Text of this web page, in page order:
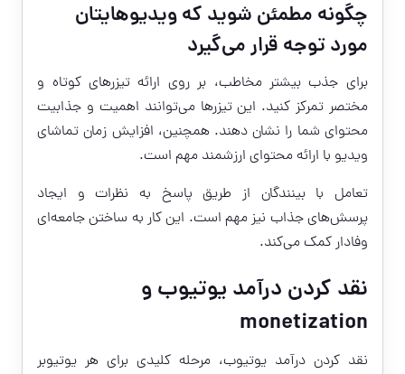
چگونه مطمئن شوید که ویدیوهایتان
مورد توجه قرار می‌گیرد
برای جذب بیشتر مخاطب، بر روی ارائه تیزرهای کوتاه و
مختصر تمرکز کنید. این تیزرها می‌توانند اهمیت و جذابیت
محتوای شما را نشان دهند. همچنین، افزایش زمان تماشای
ویدیو با ارائه محتوای ارزشمند مهم است.
تعامل با بینندگان از طریق پاسخ به نظرات و ایجاد
پرسش‌های جذاب نیز مهم است. این کار به ساختن جامعه‌ای
وفادار کمک می‌کند.
نقد کردن درآمد یوتیوب و
monetization
نقد کردن درآمد یوتیوب، مرحله کلیدی برای هر یوتیوبر